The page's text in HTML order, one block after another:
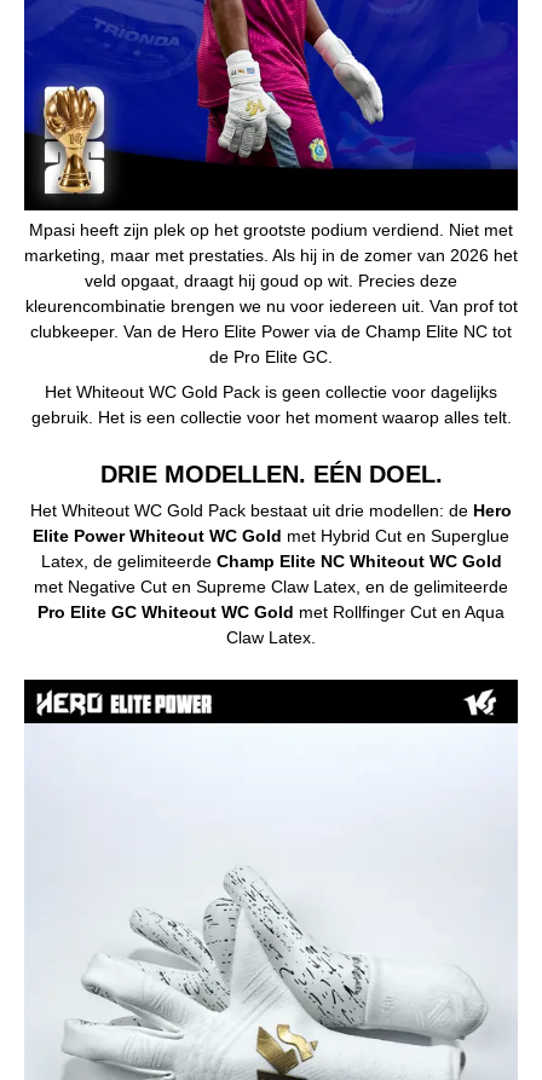
Mpasi heeft zijn plek op het grootste podium verdiend. Niet met
marketing, maar met prestaties. Als hij in de zomer van 2026 het
veld opgaat, draagt hij goud op wit. Precies deze
kleurencombinatie brengen we nu voor iedereen uit. Van prof tot
clubkeeper. Van de Hero Elite Power via de Champ Elite NC tot
de Pro Elite GC.
Het Whiteout WC Gold Pack is geen collectie voor dagelijks
gebruik. Het is een collectie voor het moment waarop alles telt.
DRIE MODELLEN. EÉN DOEL.
Het Whiteout WC Gold Pack bestaat uit drie modellen: de Hero
Elite Power Whiteout WC Gold met Hybrid Cut en Superglue
Latex, de gelimiteerde Champ Elite NC Whiteout WC Gold
met Negative Cut en Supreme Claw Latex, en de gelimiteerde
Pro Elite GC Whiteout WC Gold met Rollfinger Cut en Aqua
Claw Latex.